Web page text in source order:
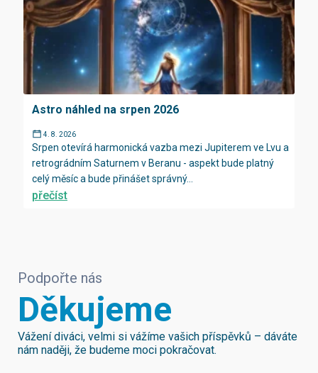
Astro náhled na srpen 2026
4. 8. 2026
Srpen otevírá harmonická vazba mezi Jupiterem ve Lvu a
retrográdním Saturnem v Beranu - aspekt bude platný
celý měsíc a bude přinášet správný...
přečíst
Podpořte nás
Děkujeme
Vážení diváci, velmi si vážíme vašich příspěvků – dáváte
nám naději, že budeme moci pokračovat.